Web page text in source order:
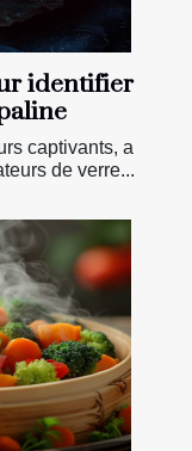
identifier
captivants, a
de verre...